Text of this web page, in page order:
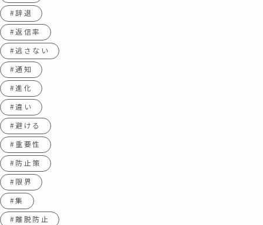
#辞退
#返信率
#逃さない
#通知
#進化
#違い
#避ける
#重要性
#防止策
#限界
#集
#離脱防止